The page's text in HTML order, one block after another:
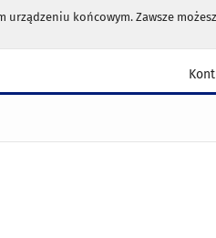
końcowym. Zawsze